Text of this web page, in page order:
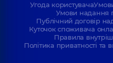
Угода користувача
Умови надання
Публічний договір
Куточок споживача
Правила
Політика приватності та